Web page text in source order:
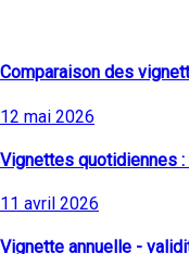
Comparaison des
12 mai 2026
Vignettes quotidiennes
11 avril 2026
Vignette annuelle -